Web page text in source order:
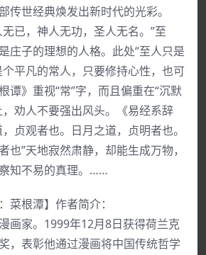
传世经典焕发出新时代的光彩。
已，神人无功，圣人无名。”至
庄子的理想的人格。此处“至人只是
平凡的常人，只要修持心性，也可
谭》重视“常”字，而且偏重在“沉默
劝人不要强出风头。《易经系辞
贞观者也。日月之道，贞明者也。
也”天地寂然肃静，却能生成万物，
知不易的真理。……
菜根潭】作者简介：
画家。1999年12月8日获得荷兰克
，表彰他通过漫画将中国传统哲学